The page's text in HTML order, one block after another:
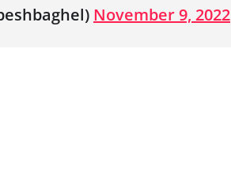
November 9, 2022